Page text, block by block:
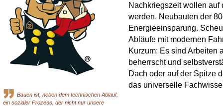
Nachkriegszeit wollen
werden. Neubauten der
Energieeinsparung.
Abläufe mit modernen
Kurzum: Es sind Arbeiten
beherrscht und
Dach oder auf der Spitze
das universelle
Bauen ist, neben dem technischen Ablauf,
ein sozialer Prozess, der nicht nur unsere